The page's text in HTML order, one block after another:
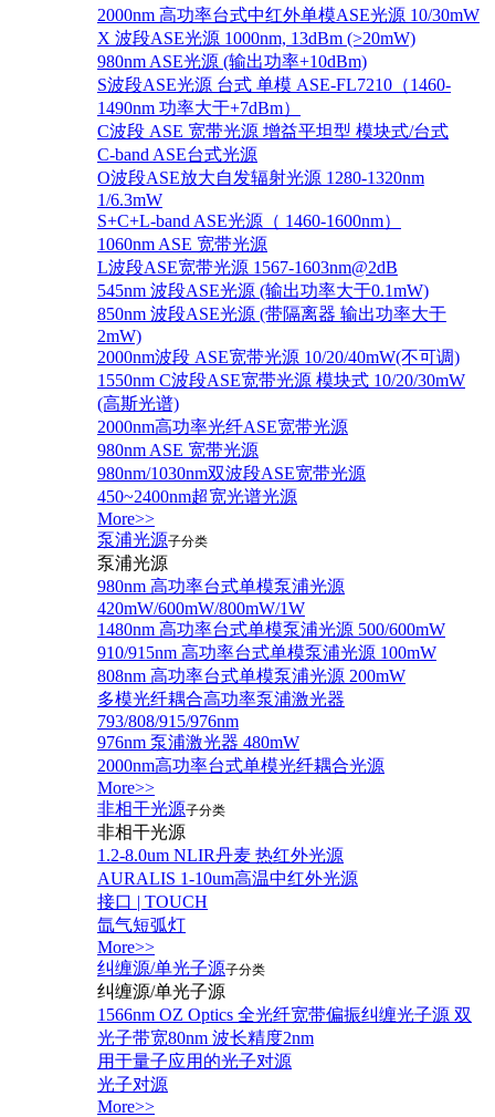
2000nm 高功率台式中红外单模ASE光源 10/30mW
X 波段ASE光源 1000nm, 13dBm (>20mW)
980nm ASE光源 (输出功率+10dBm)
S波段ASE光源 台式 单模 ASE-FL7210（1460-
1490nm 功率大于+7dBm）
C波段 ASE 宽带光源 增益平坦型 模块式/台式
C-band ASE台式光源
O波段ASE放大自发辐射光源 1280-1320nm
1/6.3mW
S+C+L-band ASE光源（ 1460-1600nm）
1060nm ASE 宽带光源
L波段ASE宽带光源 1567-1603nm@2dB
545nm 波段ASE光源 (输出功率大于0.1mW)
850nm 波段ASE光源 (带隔离器 输出功率大于
2mW)
2000nm波段 ASE宽带光源 10/20/40mW(不可调)
1550nm C波段ASE宽带光源 模块式 10/20/30mW
(高斯光谱)
2000nm高功率光纤ASE宽带光源
980nm ASE 宽带光源
980nm/1030nm双波段ASE宽带光源
450~2400nm超宽光谱光源
More>>
泵浦光源子分类
泵浦光源
980nm 高功率台式单模泵浦光源
420mW/600mW/800mW/1W
1480nm 高功率台式单模泵浦光源 500/600mW
910/915nm 高功率台式单模泵浦光源 100mW
808nm 高功率台式单模泵浦光源 200mW
多模光纤耦合高功率泵浦激光器
793/808/915/976nm
976nm 泵浦激光器 480mW
2000nm高功率台式单模光纤耦合光源
More>>
非相干光源子分类
非相干光源
1.2-8.0um NLIR丹麦 热红外光源
AURALIS 1-10um高温中红外光源
接口 | TOUCH
氙气短弧灯
More>>
纠缠源/单光子源子分类
纠缠源/单光子源
1566nm OZ Optics 全光纤宽带偏振纠缠光子源 双
光子带宽80nm 波长精度2nm
用于量子应用的光子对源
光子对源
More>>